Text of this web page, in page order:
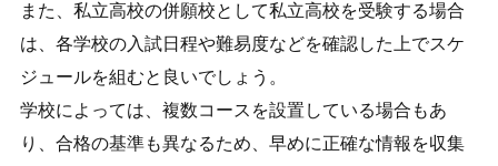
また、私立高校の併願校として私立高校を受験する場合
は、各学校の入試日程や難易度などを確認した上でスケ
ジュールを組むと良いでしょう。
学校によっては、複数コースを設置している場合もあ
り、合格の基準も異なるため、早めに正確な情報を収集